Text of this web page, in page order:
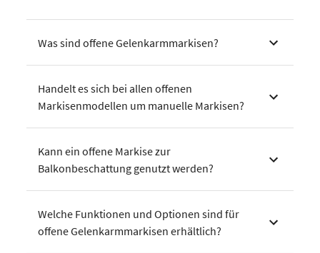
Was sind offene Gelenkarmmarkisen?
Handelt es sich bei allen offenen
Markisenmodellen um manuelle Markisen?
Kann ein offene Markise zur
Balkonbeschattung genutzt werden?
Welche Funktionen und Optionen sind für
offene Gelenkarmmarkisen erhältlich?